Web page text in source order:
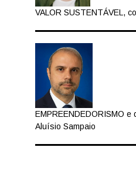
VALOR SUSTENTÁVEL,
EMPREENDEDORISMO e
Aluísio Sampaio